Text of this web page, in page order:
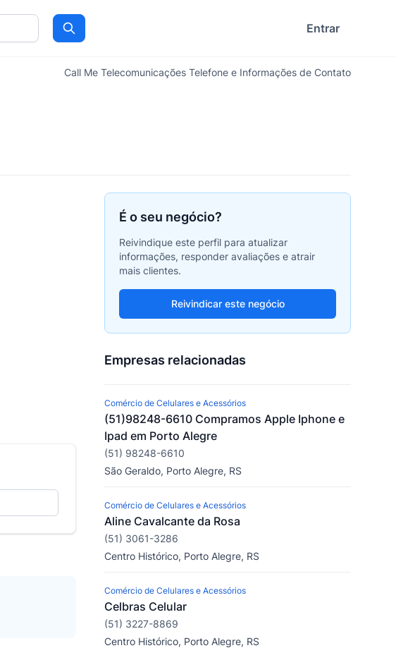
Procurar Entrar
Call Me Telecomunicações Telefone e Informações de Contato
É o seu negócio?
Reivindique este perfil para atualizar
informações, responder avaliações e atrair
mais clientes.
Reivindicar este negócio
Empresas relacionadas
Comércio de Celulares e Acessórios
(51)98248-6610 Compramos Apple Iphone e
Ipad em Porto Alegre
(51) 98248-6610
São Geraldo, Porto Alegre, RS
Comércio de Celulares e Acessórios
Aline Cavalcante da Rosa
(51) 3061-3286
Centro Histórico, Porto Alegre, RS
Comércio de Celulares e Acessórios
Celbras Celular
(51) 3227-8869
Centro Histórico, Porto Alegre, RS